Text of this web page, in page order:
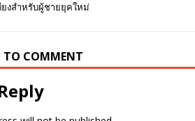
งสำหรับผู้ชายยุคใหม่
TO COMMENT